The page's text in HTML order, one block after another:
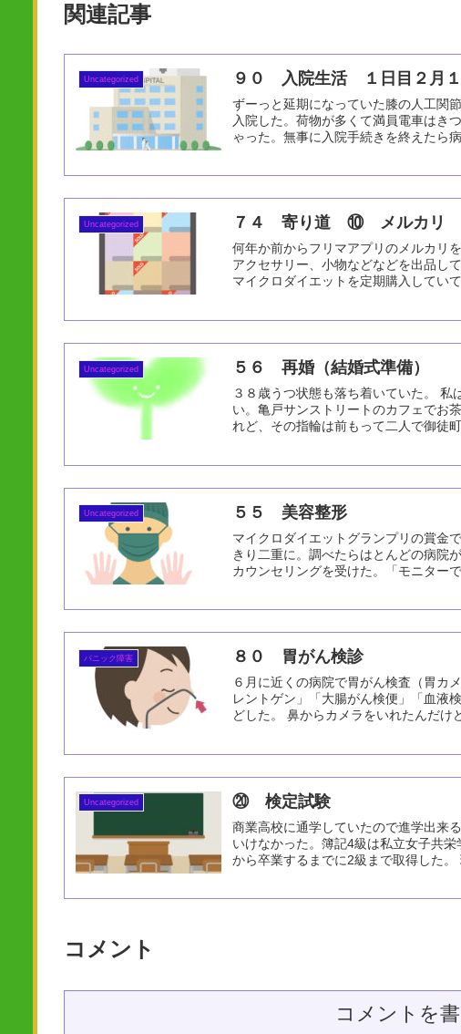
関連記事
Uncategorized ９０ 入院生活 １日目２月
ずーっと延期になっていた膝の人工関
入院した。荷物が多くて満員電車はき
ゃった。無事に入院手続きを終えたら
Uncategorized ７４ 寄り道 ⑩ メルカリ
何年か前からフリマアプリのメルカリ
アクセサリー、小物などなどを出品し
マイクロダイエットを定期購入してい
Uncategorized ５６ 再婚（結婚式準備）
３８歳うつ状態も落ち着いていた。
い。亀戸サンストリートのカフェでお
れど、その指輪は前もって二人で御徒
Uncategorized ５５ 美容整形
マイクロダイエットグランプリの賞金
きり二重に。調べたらはとんどの病院
カウンセリングを受けた。「モニター
パニック障害 ８０ 胃がん検診
６月に近くの病院で胃がん検査（胃カ
レントゲン」「大腸がん検便」「血液
どした。 鼻からカメラをいれたんだけ
Uncategorized ⑳ 検定試験
商業高校に通学していたので進学出来
いけなかった。簿記4級は私立女子共
から卒業するまでに2級まで取得した。
コメント
コメントを